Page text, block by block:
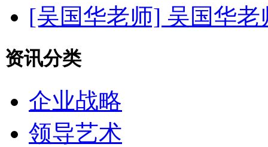
[吴国华老师] 吴国华老
资讯分类
企业战略
领导艺术